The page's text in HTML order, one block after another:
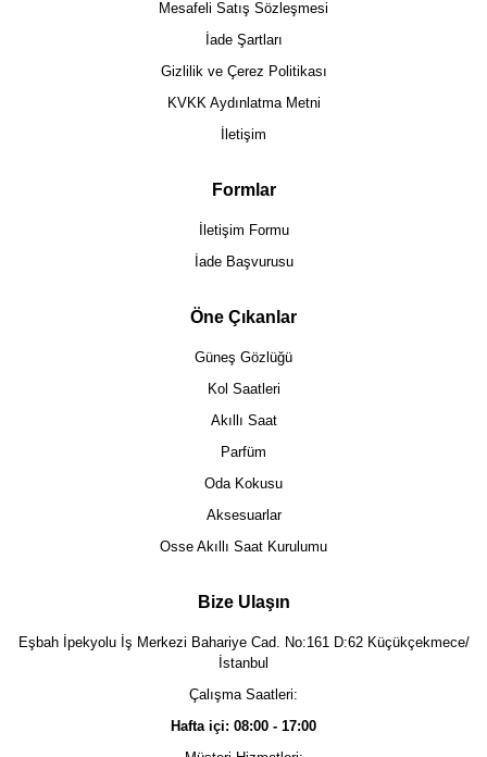
Mesafeli Satış Sözleşmesi
İade Şartları
Gizlilik ve Çerez Politikası
KVKK Aydınlatma Metni
İletişim
Formlar
İletişim Formu
İade Başvurusu
Öne Çıkanlar
Güneş Gözlüğü
Kol Saatleri
Akıllı Saat
Parfüm
Oda Kokusu
Aksesuarlar
Osse Akıllı Saat Kurulumu
Bize Ulaşın
Eşbah İpekyolu İş Merkezi Bahariye Cad. No:161 D:62 Küçükçekmece/
İstanbul
Çalışma Saatleri:
Hafta içi: 08:00 - 17:00